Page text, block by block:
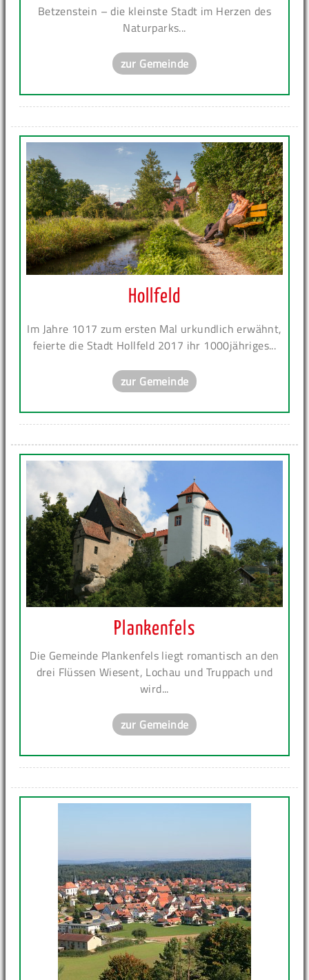
Betzenstein – die kleinste Stadt im Herzen des
Naturparks...
zur Gemeinde
Hollfeld
Im Jahre 1017 zum ersten Mal urkundlich erwähnt,
feierte die Stadt Hollfeld 2017 ihr 1000jähriges...
zur Gemeinde
Plankenfels
Die Gemeinde Plankenfels liegt romantisch an den
drei Flüssen Wiesent, Lochau und Truppach und
wird...
zur Gemeinde